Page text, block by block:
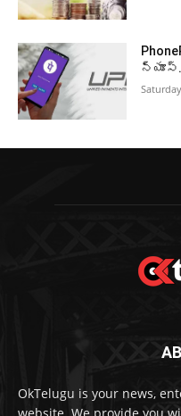
OkTelugu is your news,
website. We provide you